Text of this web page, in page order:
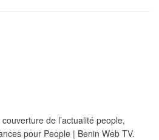
de l’actualité people,
pour People | Benin Web TV.